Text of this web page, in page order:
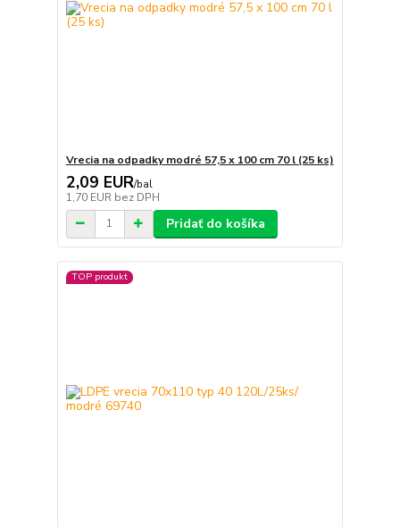
Vrecia na odpadky modré 57,5 x 100 cm 70 l (25 ks)
2,09 EUR/bal
1,70 EUR bez DPH
Pridať do košíka
TOP produkt